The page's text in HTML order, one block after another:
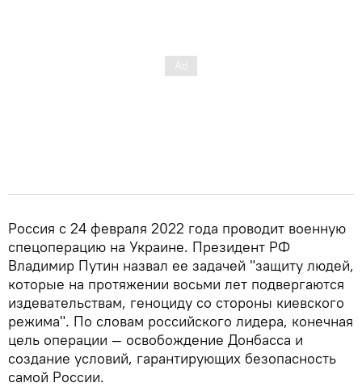
Россия с 24 февраля 2022 года проводит военную
спецоперацию на Украине. Президент РФ
Владимир Путин назвал ее задачей "защиту людей,
которые на протяжении восьми лет подвергаются
издевательствам, геноциду со стороны киевского
режима". По словам российского лидера, конечная
цель операции — освобождение Донбасса и
создание условий, гарантирующих безопасность
самой России.